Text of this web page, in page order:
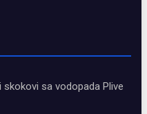
sa vodopada Plive